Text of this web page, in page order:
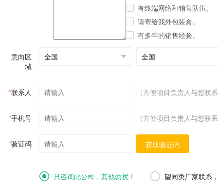
有终端网络和销售队伍。
请寄给我外包装盒。
有多年的销售经验。
意向区
域
*联系人 （方便项目负责人与您联
*手机号 （方便项目负责人与您联
*验证码 获取验证码
只咨询此公司，其他勿扰！ 望同类厂家联系